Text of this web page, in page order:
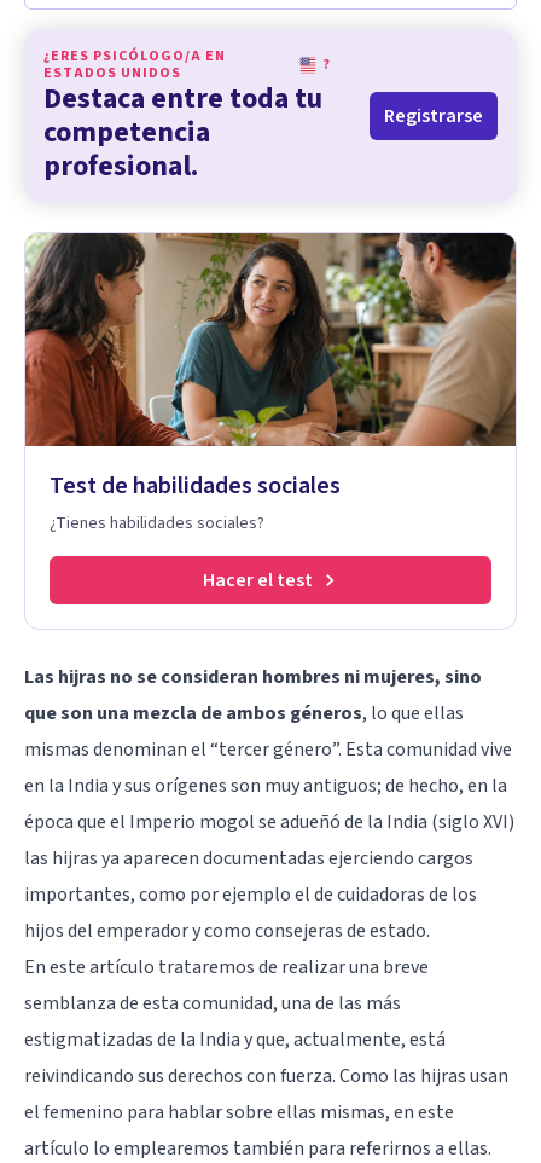
¿ERES PSICÓLOGO/A EN
ESTADOS UNIDOS
?
Destaca entre toda tu
competencia
profesional.
Registrarse
Test de habilidades sociales
¿Tienes habilidades sociales?
Hacer el test
Las hijras no se consideran hombres ni mujeres, sino
que son una mezcla de ambos géneros, lo que ellas
mismas denominan el “tercer género”. Esta comunidad vive
en la India y sus orígenes son muy antiguos; de hecho, en la
época que el Imperio mogol se adueñó de la India (siglo XVI)
las hijras ya aparecen documentadas ejerciendo cargos
importantes, como por ejemplo el de cuidadoras de los
hijos del emperador y como consejeras de estado.
En este artículo trataremos de realizar una breve
semblanza de esta comunidad, una de las más
estigmatizadas de la India y que, actualmente, está
reivindicando sus derechos con fuerza. Como las hijras usan
el femenino para hablar sobre ellas mismas, en este
artículo lo emplearemos también para referirnos a ellas.